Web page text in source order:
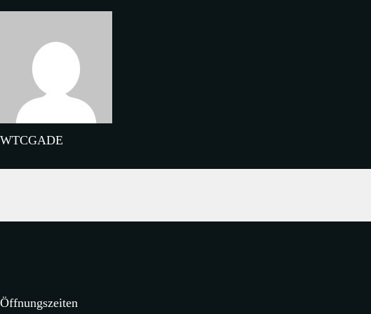
WTCGADE
Öffnungszeiten